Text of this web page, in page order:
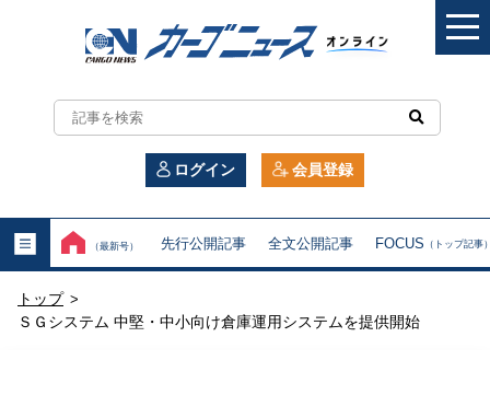
カ
ー
ニ
ュ
ー
ログイン 会員登録
（最新号） 先行公開記事 全文公開記事 FOCUS （トップ記事
トップ >
ＳＧシステム 中堅・中小向け倉庫運用システムを提供開始